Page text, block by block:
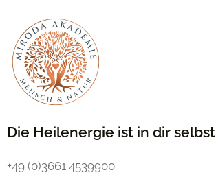
Die Heilenergie ist in dir selbst
+49 (0)3661 4539900